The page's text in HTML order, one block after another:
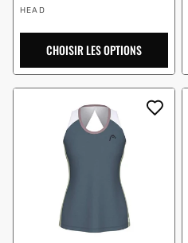
Vendeur
HEAD
CHOISIR LES OPTIONS